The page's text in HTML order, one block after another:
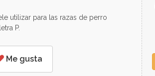
utilizar para las razas de perro
P.
Me gusta